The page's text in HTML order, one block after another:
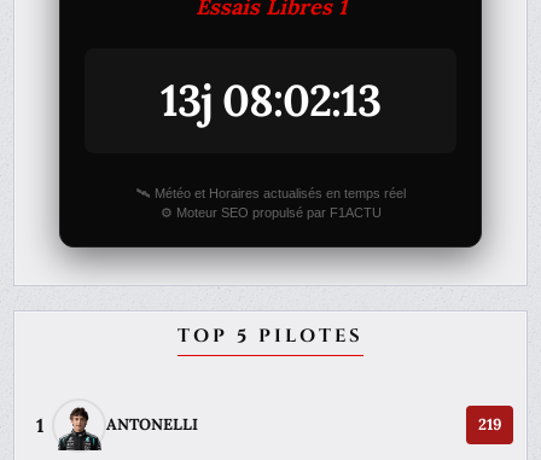
Essais Libres 1
13j 08:02:13
🛰️ Météo et Horaires actualisés en temps réel
⚙️ Moteur SEO propulsé par F1ACTU
TOP 5 PILOTES
1 ANTONELLI 219